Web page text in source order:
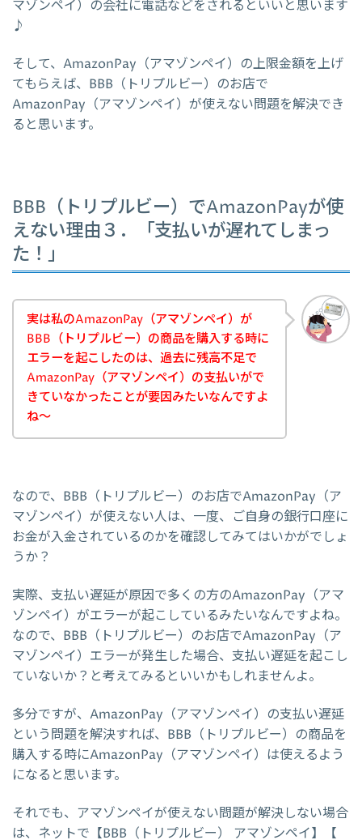
マゾンペイ）の会社に電話などをされるといいと思います
♪
そして、AmazonPay（アマゾンペイ）の上限金額を上げ
てもらえば、BBB（トリプルビー）のお店で
AmazonPay（アマゾンペイ）が使えない問題を解決でき
ると思います。
BBB（トリプルビー）でAmazonPayが使
えない理由３．「支払いが遅れてしまっ
た！」
実は私のAmazonPay（アマゾンペイ）が
BBB（トリプルビー）の商品を購入する時に
エラーを起こしたのは、過去に残高不足で
AmazonPay（アマゾンペイ）の支払いがで
きていなかったことが要因みたいなんですよ
ね～
なので、BBB（トリプルビー）のお店でAmazonPay（ア
マゾンペイ）が使えない人は、一度、ご自身の銀行口座に
お金が入金されているのかを確認してみてはいかがでしょ
うか？
実際、支払い遅延が原因で多くの方のAmazonPay（アマ
ゾンペイ）がエラーが起こしているみたいなんですよね。
なので、BBB（トリプルビー）のお店でAmazonPay（ア
マゾンペイ）エラーが発生した場合、支払い遅延を起こし
ていないか？と考えてみるといいかもしれませんよ。
多分ですが、AmazonPay（アマゾンペイ）の支払い遅延
という問題を解決すれば、BBB（トリプルビー）の商品を
購入する時にAmazonPay（アマゾンペイ）は使えるよう
になると思います。
それでも、アマゾンペイが使えない問題が解決しない場合
は、ネットで【BBB（トリプルビー） アマゾンペイ】【